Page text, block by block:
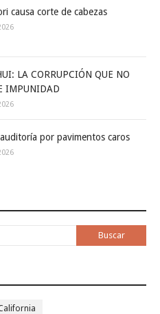
causa corte de cabezas
LA CORRUPCIÓN QUE NO
IMPUNIDAD
por pavimentos caros